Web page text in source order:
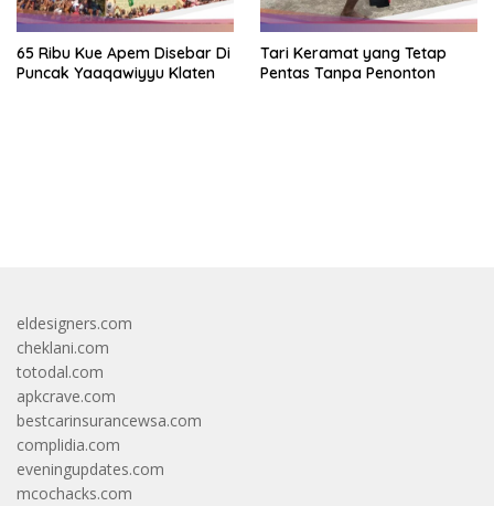
65 Ribu Kue Apem Disebar Di
Puncak Yaaqawiyyu Klaten
Tari Keramat yang Tetap
Pentas Tanpa Penonton
eldesigners.com
cheklani.com
totodal.com
apkcrave.com
bestcarinsurancewsa.com
complidia.com
eveningupdates.com
mcochacks.com